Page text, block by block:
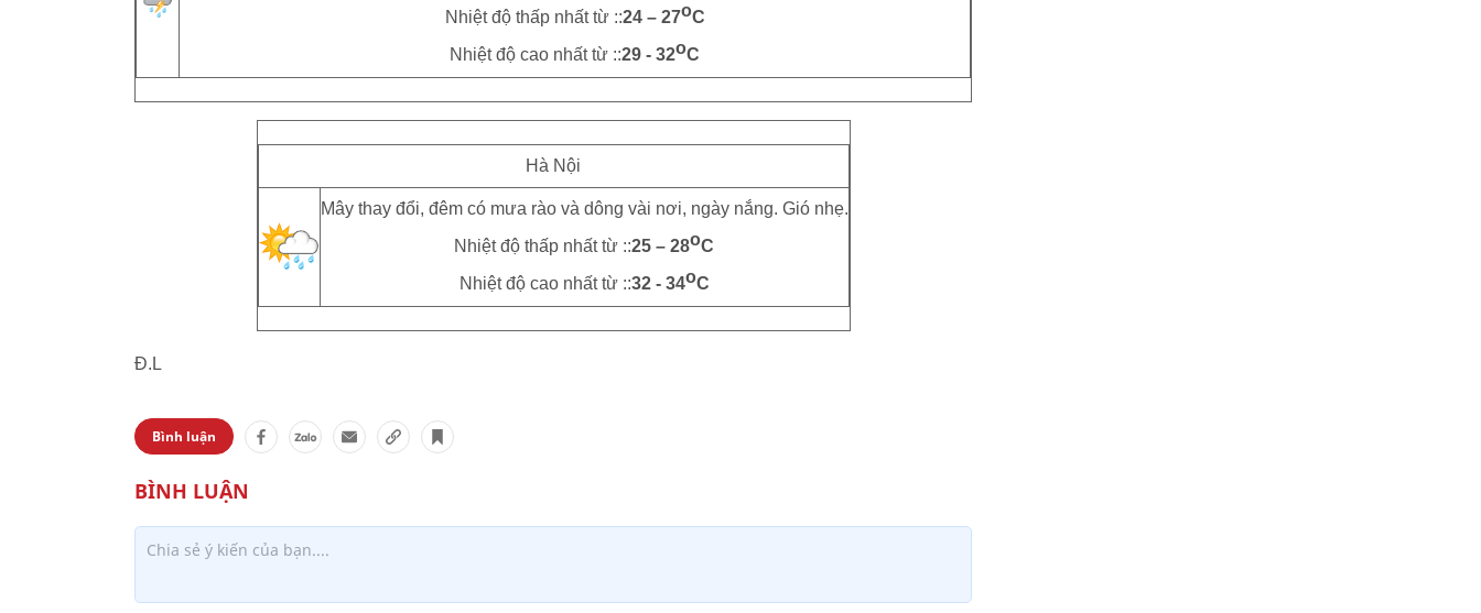
Nhiệt độ thấp nhất từ ::24 – 27oC
Nhiệt độ cao nhất từ ::29 - 32oC
Hà Nội
Mây thay đổi, đêm có mưa rào và dông vài nơi, ngày nắng. Gió nhẹ.
Nhiệt độ thấp nhất từ ::25 – 28oC
Nhiệt độ cao nhất từ ::32 - 34oC
Đ.L
Bình luận